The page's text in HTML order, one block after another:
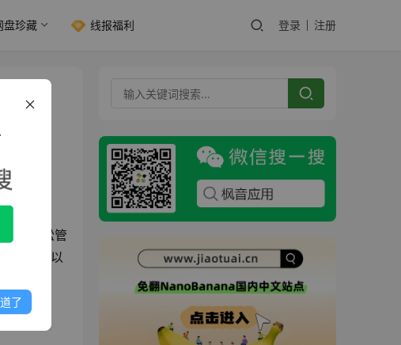
盘珍藏 线报福利 登录 注册
户轻松管
账都能以
了